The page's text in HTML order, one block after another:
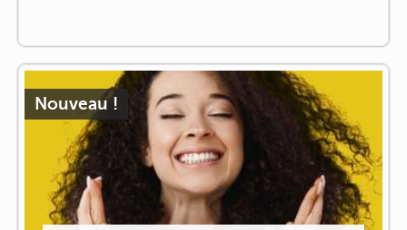
Nouveau !